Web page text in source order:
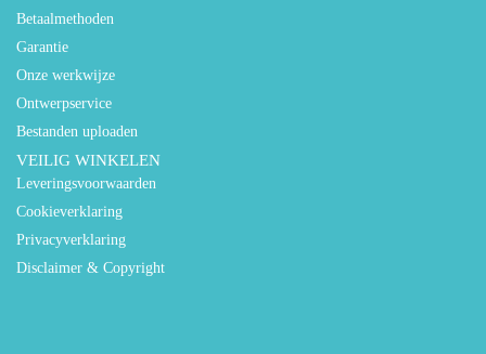
Betaalmethoden
Garantie
Onze werkwijze
Ontwerpservice
Bestanden uploaden
VEILIG WINKELEN
Leveringsvoorwaarden
Cookieverklaring
Privacyverklaring
Disclaimer & Copyright